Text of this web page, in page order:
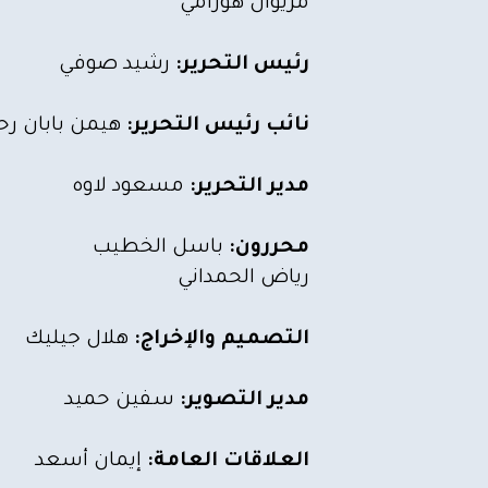
مريوان هورامي
رئيس التحرير: رشيد صوفي
نائب رئيس التحرير: هيمن بابان
مدير التحرير: مسعود لاوه
محررون: باسل الخطيب
رياض الحمداني
التصميم والإخراج: هلال جيليك
مدير التصوير: سفين حميد
العلاقات العامة: إيمان أسعد